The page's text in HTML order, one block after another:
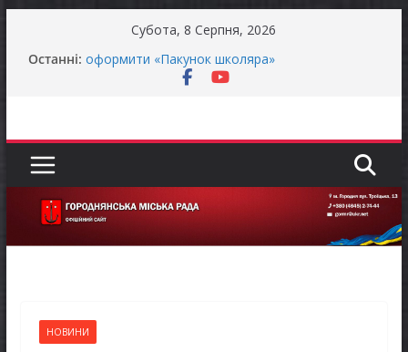
Субота, 8 Серпня, 2026
Останні: Батьки майбутніх першокласників уже можуть
оформити «Пакунок школяра»
ЗАГАЛЬНОНАЦІОНАЛЬНА ХВИЛИНА
для ветеранського бізнесу
реалізації права осіб з інвалідністю на працю
Захищай небо Чернігівщини!
НОВИНИ